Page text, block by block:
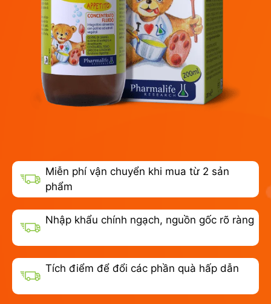
Miễn phí vận chuyển khi mua từ 2 sản
phẩm
Nhập khẩu chính ngạch, nguồn gốc rõ ràng
Tích điểm để đổi các phần quà hấp dẫn